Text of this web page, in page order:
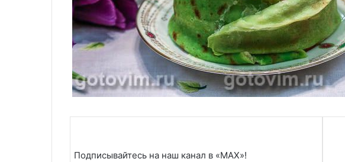
Подписывайтесь на наш канал в «MAX»!